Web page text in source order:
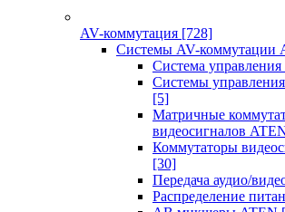
AV-коммутация [728]
Системы AV-коммутации
Система
Системы
[5]
Матричные
видеосигналов
Коммутаторы
[30]
Передача аудио/
Распределение